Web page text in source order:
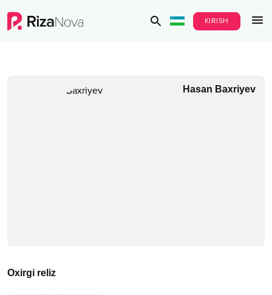
KIRISH
Hasan Baxriyev
Oxirgi reliz